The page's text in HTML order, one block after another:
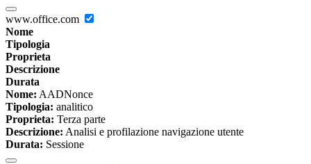
www.office.com
Nome
Tipologia
Proprieta
Descrizione
Durata
Nome: AADNonce
Tipologia: analitico
Proprieta: Terza parte
Descrizione: Analisi e profilazione navigazione utente
Durata: Sessione